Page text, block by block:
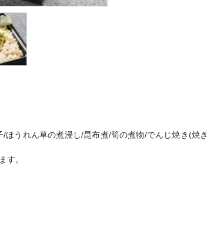
うれん草の煮浸し/昆布煮/筍の煮物/でんじ焼き(焼き
す。